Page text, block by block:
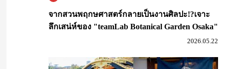
จากสวนพฤกษศาสตร์กลายเป็นงานศิลปะ!?เจาะ
ลึกเสน่ห์ของ "teamLab Botanical Garden Osaka"
2026.05.22